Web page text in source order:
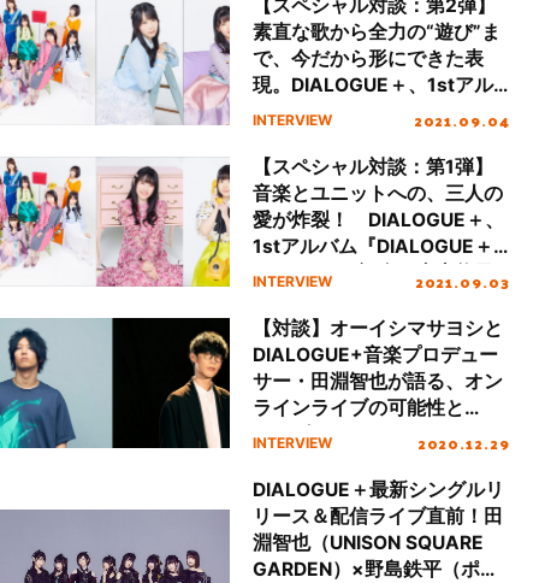
淵智也スペシャルインタビュ
ー
【スペシャル対談：第2弾】
素直な歌から全力の“遊び”ま
で、今だから形にできた表
現。DIALOGUE＋、1stアル
バム『DIALOGUE＋1』リリ
なつ×田淵智也スペシャルイ
ンタビュー
INTERVIEW 2021.09.04
【スペシャル対談：第1弾】
音楽とユニットへの、三人の
愛が炸裂！ DIALOGUE＋、
1stアルバム『DIALOGUE＋
1』リリース記念、内山悠里
シャルインタビュー
INTERVIEW 2021.09.03
【対談】オーイシマサヨシと
DIALOGUE+音楽プロデュー
サー・田淵智也が語る、オン
ラインライブの可能性と
2020年のアニソンシーン
INTERVIEW 2020.12.29
DIALOGUE＋最新シングルリ
リース＆配信ライブ直前！田
淵智也（UNISON SQUARE
GARDEN）×野島鉄平（ポニ